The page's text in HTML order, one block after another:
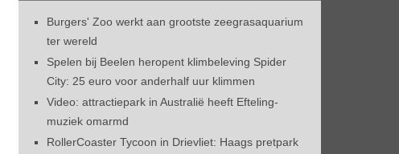
Burgers' Zoo werkt aan grootste zeegrasaquarium
ter wereld
Spelen bij Beelen heropent klimbeleving Spider
City: 25 euro voor anderhalf uur klimmen
Video: attractiepark in Australië heeft Efteling-
muziek omarmd
RollerCoaster Tycoon in Drievliet: Haags pretpark